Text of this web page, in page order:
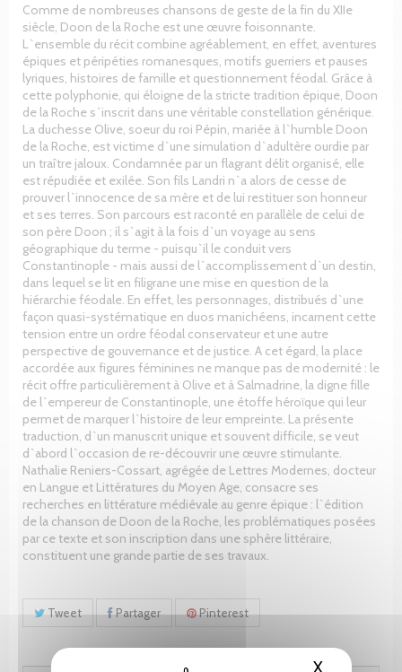
XMasquer
Comme de nombreuses chansons de geste de la fin du XIIe
siècle, Doon de la Roche est une œuvre foisonnante.
L`ensemble du récit combine agréablement, en effet, aventures
épiques et péripéties romanesques, motifs guerriers et pauses
lyriques, histoires de famille et questionnement féodal. Grâce à
cette polyphonie, qui éloigne de la stricte tradition épique, Doon
de la Roche s`inscrit dans une véritable constellation générique.
La duchesse Olive, soeur du roi Pépin, mariée à l`humble Doon
de la Roche, est victime d`une simulation d`adultère ourdie par
un traître jaloux. Condamnée par un flagrant délit organisé, elle
est répudiée et exilée. Son fils Landri n`a alors de cesse de
prouver l`innocence de sa mère et de lui restituer son honneur
et ses terres. Son parcours est raconté en parallèle de celui de
son père Doon ; il s`agit à la fois d`un voyage au sens
géographique du terme - puisqu`il le conduit vers
Constantinople - mais aussi de l`accomplissement d`un destin,
dans lequel se lit en filigrane une mise en question de la
hiérarchie féodale. En effet, les personnages, distribués d`une
façon quasi-systématique en duos manichéens, incarnent cette
tension entre un ordre féodal conservateur et une autre
perspective de gouvernance et de justice. A cet égard, la place
accordée aux figures féminines ne manque pas de modernité : le
récit offre particulièrement à Olive et à Salmadrine, la digne fille
de l`empereur de Constantinople, une étoffe héroïque qui leur
permet de marquer l`histoire de leur empreinte. La présente
traduction, d`un manuscrit unique et souvent difficile, se veut
d`abord l`occasion de re-découvrir une œuvre stimulante.
Nathalie Reniers-Cossart, agrégée de Lettres Modernes, docteur
en Langue et Littératures du Moyen Age, consacre ses
recherches en littérature médiévale au genre épique : l`édition
de la chanson de Doon de la Roche, les problématiques posées
par ce texte et son inscription dans une sphère littéraire,
constituent une grande partie de ses travaux.
Tweet Partager Pinterest